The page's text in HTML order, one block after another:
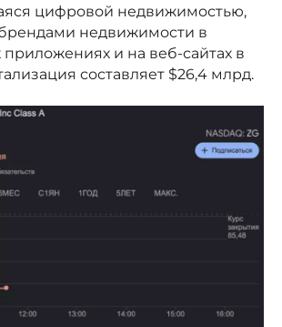
цифровой недвижимостью,
недвижимости в
и на веб-сайтах в
составляет $26,4 млрд.